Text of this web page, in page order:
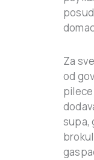
Za
od
supa,